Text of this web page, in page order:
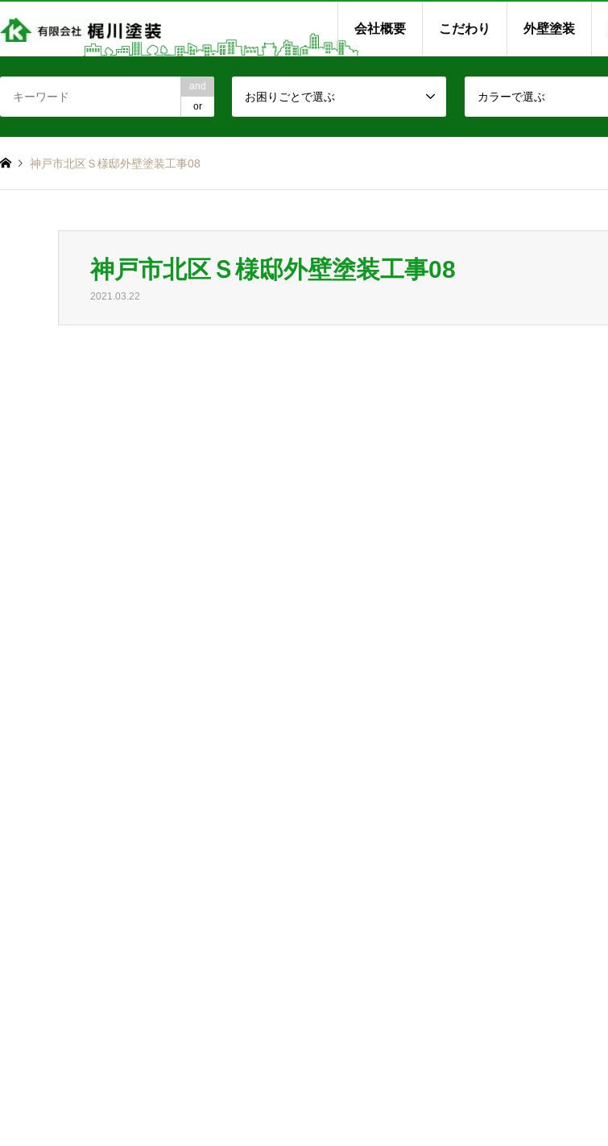
会社概要 こだわり 外壁塗装
and
or
お困りごとで選ぶ カラーで選ぶ
神戸市北区Ｓ様邸外壁塗装工事08
神戸市北区Ｓ様邸外壁塗装工事08
2021.03.22